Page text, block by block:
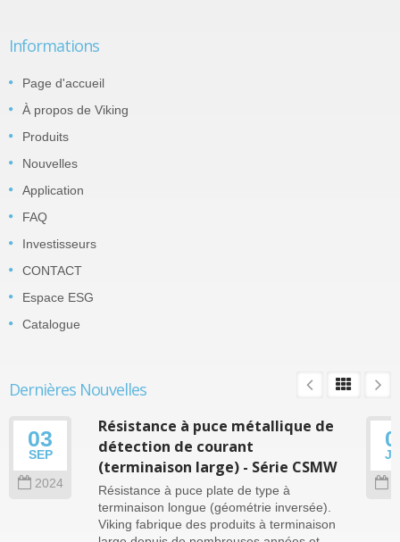
Informations
Page d'accueil
À propos de Viking
Produits
Nouvelles
Application
FAQ
Investisseurs
CONTACT
Espace ESG
Catalogue
Dernières Nouvelles
03
SEP
2024
Résistance à puce métallique de
détection de courant
(terminaison large) - Série CSMW
Résistance à puce plate de type à
terminaison longue (géométrie inversée).
Viking fabrique des produits à terminaison